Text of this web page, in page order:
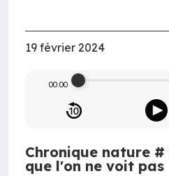
19 février 2024
00:00
Chronique nature #
que l'on ne voit pas